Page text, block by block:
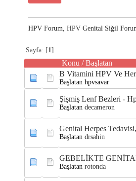
HPV Forum, HPV Genital Siğil
Sayfa: [1]
Konu /Başlatan
B Vitamini HPV Ve
Başlatan hpvsavar
Şişmiş Lenf Bezleri -
Başlatan decameron
Genital Herpes
Başlatan drsahin
GEBELİKTE
Başlatan rotonda